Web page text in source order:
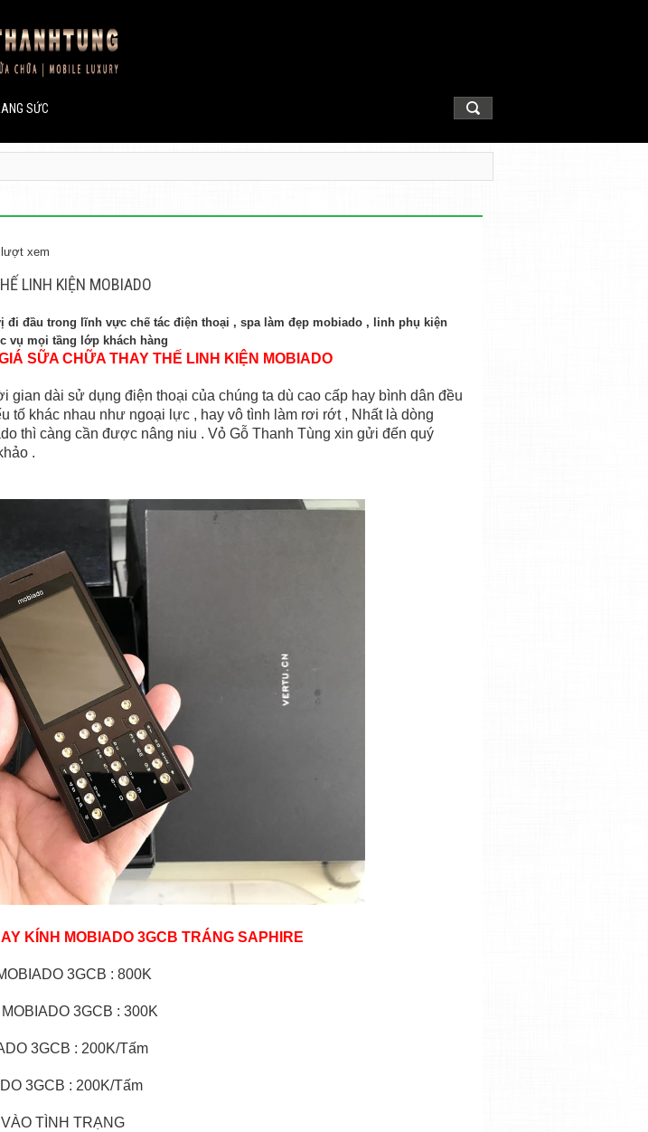
SỨC
lượt xem
LINH KIỆN MOBIADO
đi đầu trong lĩnh vực chế tác điện thoại , spa làm đẹp mobiado , linh phụ kiện
vụ mọi tầng lớp khách hàng
SỮA CHỮA THAY THẾ LINH KIỆN MOBIADO
gian dài sử dụng điện thoại của chúng ta dù cao cấp hay bình dân đều
tố khác nhau như ngoại lực , hay vô tình làm rơi rớt , Nhất là dòng
thì càng cần được nâng niu . Vỏ Gỗ Thanh Tùng xin gửi đến quý
.
KÍNH MOBIADO 3GCB TRÁNG SAPHIRE
3GCB : 800K
3GCB : 300K
3GCB : 200K/Tấm
3GCB : 200K/Tấm
TÌNH TRẠNG